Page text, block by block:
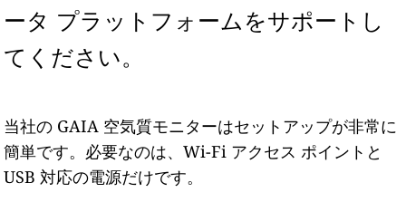
ータ プラットフォームをサポートし
てください。
当社の GAIA 空気質モニターはセットアップが非常に
簡単です。必要なのは、Wi-Fi アクセス ポイントと
USB 対応の電源だけです。